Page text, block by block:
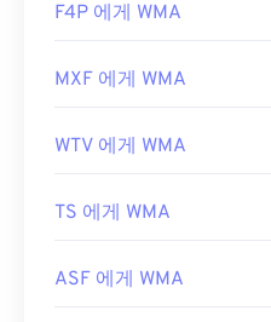
F4P 에게 WMA
MXF 에게 WMA
WTV 에게 WMA
TS 에게 WMA
ASF 에게 WMA